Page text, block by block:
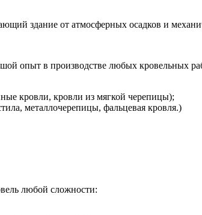
здание от атмосферных осадков и
опыт в производстве любых кровельных
кровли, кровли из мягкой черепицы);
металлочерепицы, фальцевая кровля.)
любой сложности: